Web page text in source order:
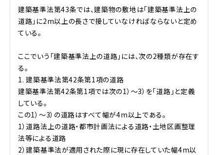
建築基準法第43条では、建築物の敷地は「建築基準法上の
道路」に2m以上の長さで接していなければならないと定め
ている。
ここでいう「建築基準法上の道路」には、次の2種類が存在す
る。
1. 建築基準法第42条第1項の道路
建築基準法第42条第1項では次の1）～3）を「道路」と定義
している。
この1）～3）の道路はすべて幅が4m以上である。
1）道路法上の道路・都市計画法による道路・土地区画整理
法等による道路
2）建築基準法が適用された際に現に存在していた幅4m以